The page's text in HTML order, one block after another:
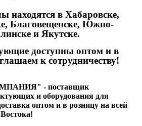
находятся в Хабаровске,
Благовещенске, Южно-
и Якутске.
доступны оптом и в
к сотрудничеству!
- поставщик
и оборудования для
оптом и в розницу на всей